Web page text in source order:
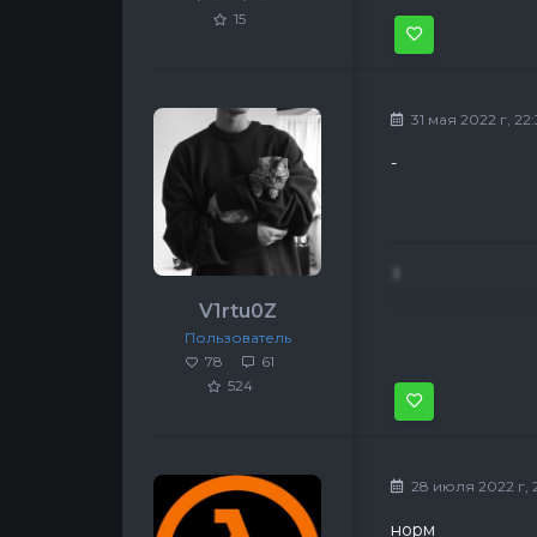
15
V1rtu0Z
Пользователь
78
61
524
31 мая 2022 г,
-
28 июля 2022 г,
норм